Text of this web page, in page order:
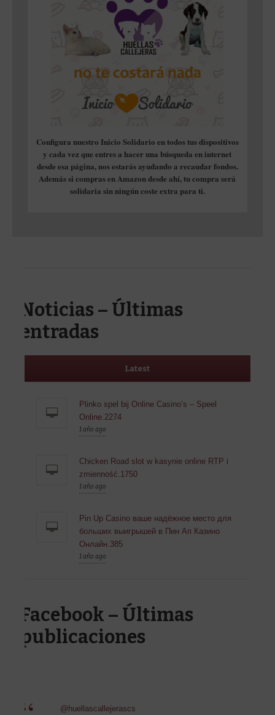
Configura nuestro Inicio Solidario en todos tus dispositivos
y cada vez que entres a hacer una búsqueda en internet
desde esa página, nos estarás ayudando a recaudar fondos.
Además si compras en Amazon desde ahí, tu compra será
solidaria sin ningún coste extra para ti.
Noticias – Últimas
entradas
Latest
Plinko spel bij Online Casino’s – Speel
Online.2274
1 año ago
Chicken Road slot w kasynie online RTP i
zmienność.1750
1 año ago
Pin Up Casino ваше надёжное место для
больших выигрышей в Пин Ап Казино
Онлайн.385
1 año ago
Facebook – Últimas
publicaciones
@huellascallejerascs